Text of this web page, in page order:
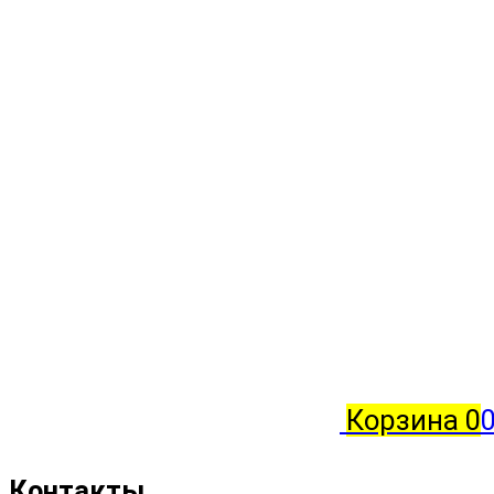
Корзина 0